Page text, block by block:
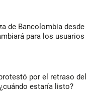
de Bancolombia desde
para los usuarios
por el retraso del
estaría listo?